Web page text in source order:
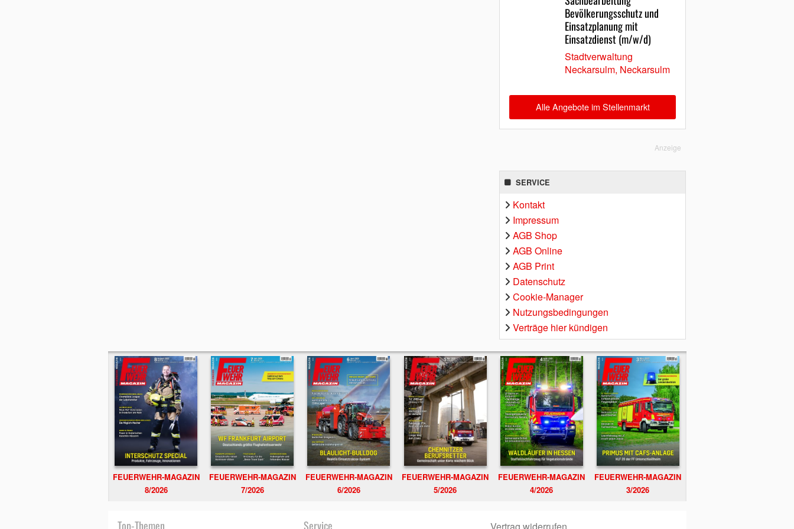
Bevölkerungsschutz und
Einsatzplanung mit
Einsatzdienst (m/w/d)
Stadtverwaltung
Neckarsulm, Neckarsulm
Alle Angebote im Stellenmarkt
Anzeige
SERVICE
Kontakt
Impressum
AGB Shop
AGB Online
AGB Print
Datenschutz
Cookie-Manager
Nutzungsbedingungen
Verträge hier kündigen
FEUERWEHR-MAGAZIN
8/2026
FEUERWEHR-MAGAZIN
7/2026
FEUERWEHR-MAGAZIN
6/2026
FEUERWEHR-MAGAZIN
5/2026
FEUERWEHR-MAGAZIN
4/2026
FEUERWEHR-MAGAZIN
3/2026
Top-Themen Service